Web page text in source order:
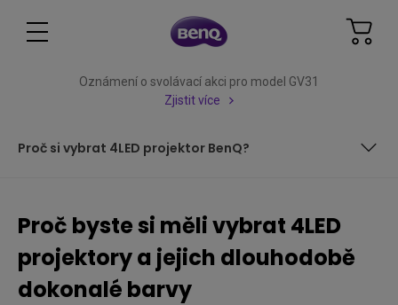
Oznámení o svolávací akci pro model GV31
Zjistit více
Proč si vybrat 4LED projektor BenQ?
Proč si vybrat LED projektor? Jaké jsou výhody LED
projektoru?
Co jsou 3LED projektory?
Proč byste si měli vybrat 4LED
projektory a jejich dlouhodobě
dokonalé barvy